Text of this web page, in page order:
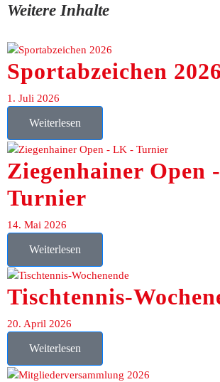
Aktionen
Weitere Inhalte
Sportabzeichen 2026
1. Juli 2026
Weiterlesen
Ziegenhainer Open
Turnier
14. Mai 2026
Weiterlesen
Tischtennis-
20. April 2026
Weiterlesen